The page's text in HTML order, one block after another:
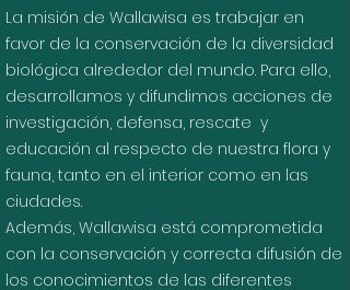
La misión de Wallawisa es trabajar en
favor de la conservación de la diversidad
biológica alrededor del mundo. Para ello,
desarrollamos y difundimos acciones de
investigación, defensa, rescate y
educación al respecto de nuestra flora y
fauna, tanto en el interior como en las
ciudades.
Además, Wallawisa está comprometida
con la conservación y correcta difusión de
los conocimientos de las diferentes